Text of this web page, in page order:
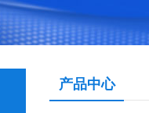
产品中心